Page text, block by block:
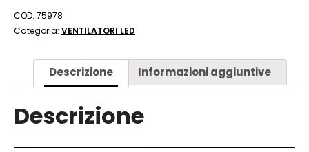
COD: 75978
Categoria: VENTILATORI LED
Descrizione Informazioni aggiuntive
Descrizione